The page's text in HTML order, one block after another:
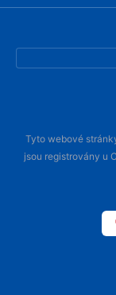
Tyto webové
jsou registrovány u